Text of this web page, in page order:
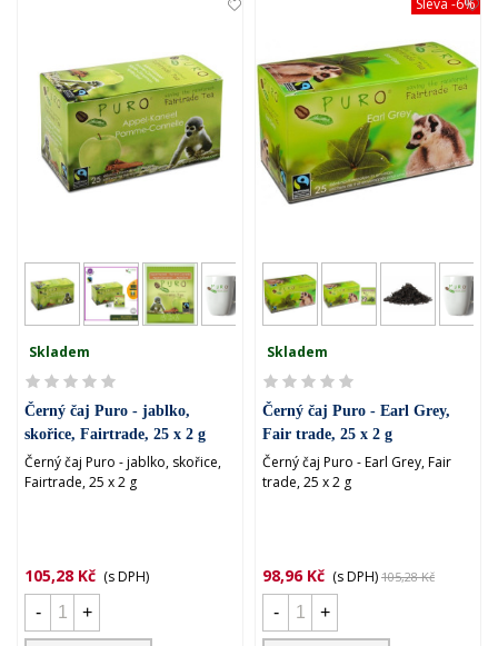
Skladem
Černý čaj Puro - jablko,
skořice, Fairtrade, 25 x 2 g
Černý čaj Puro - jablko, skořice,
Fairtrade, 25 x 2 g
105,28 Kč (s DPH)
-
+
Sleva -6%
Skladem
Černý čaj Puro - Earl Grey,
Fair trade, 25 x 2 g
Černý čaj Puro - Earl Grey, Fair
trade, 25 x 2 g
98,96 Kč (s DPH) 105,28 Kč
- +